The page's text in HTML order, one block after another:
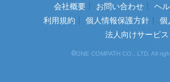
会社概要
お問い合わせ ヘ
利用規約
個人情報保護方針
個
法人向けサービス
©ONE COMPATH CO., LTD. All